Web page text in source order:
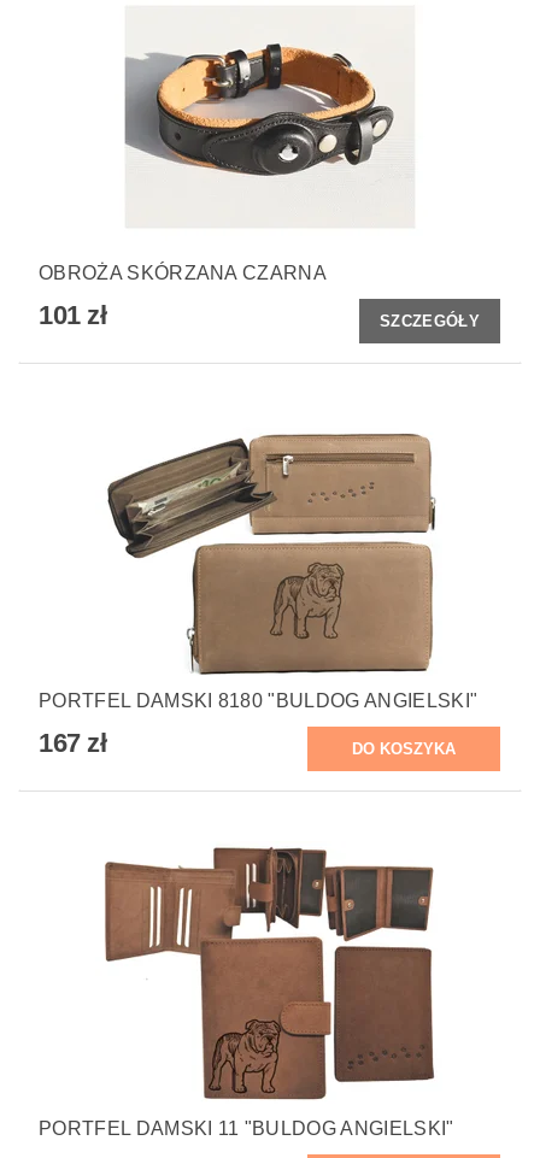
OBROŻA SKÓRZANA CZARNA
101 zł SZCZEGÓŁY
PORTFEL DAMSKI 8180 "BULDOG ANGIELSKI"
167 zł
PORTFEL DAMSKI 11 "BULDOG ANGIELSKI"